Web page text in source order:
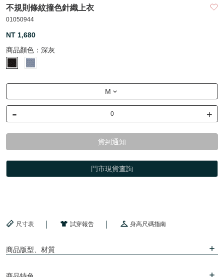
不規則條紋撞色針織上衣
01050944
NT 1,680
商品顏色： 深灰
M
- +
貨到通知
門市現貨查詢
尺寸表 試穿報告 身高尺碼指南
商品版型、材質